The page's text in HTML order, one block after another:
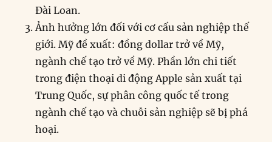
Đài Loan.
Ảnh hưởng lớn đối với cơ cấu sản nghiệp thế
giới. Mỹ đề xuất: đồng dollar trở về Mỹ,
ngành chế tạo trở về Mỹ. Phần lớn chi tiết
trong điện thoại di động Apple sản xuất tại
Trung Quốc, sự phân công quốc tế trong
ngành chế tạo và chuỗi sản nghiệp sẽ bị phá
hoại.